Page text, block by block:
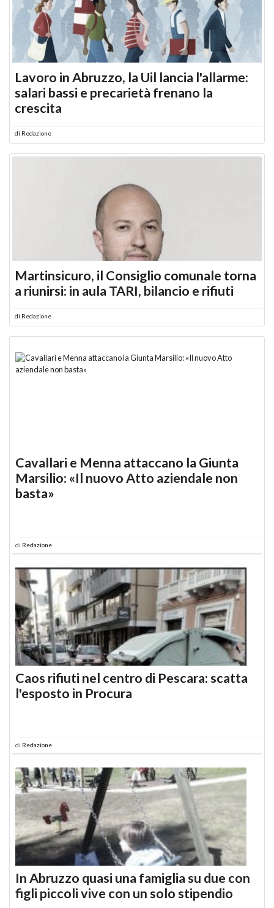
Lavoro in Abruzzo, la Uil lancia l'allarme:
salari bassi e precarietà frenano la
crescita
di Redazione
Martinsicuro, il Consiglio comunale torna
a riunirsi: in aula TARI, bilancio e rifiuti
di Redazione
Cavallari e Menna attaccano la Giunta
Marsilio: «Il nuovo Atto aziendale non
basta»
di Redazione
Caos rifiuti nel centro di Pescara: scatta
l'esposto in Procura
di Redazione
In Abruzzo quasi una famiglia su due con
figli piccoli vive con un solo stipendio